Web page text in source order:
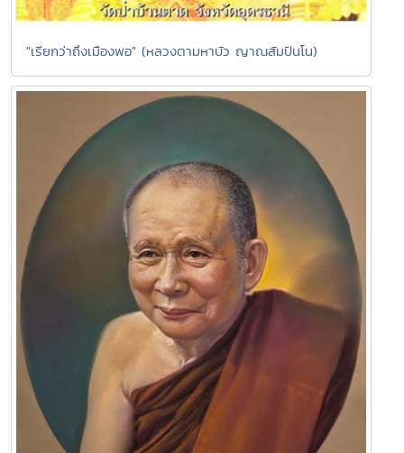
"เรียกว่าถึงเมืองพอ" (หลวงตามหาบัว ญาณสัมปันโน)